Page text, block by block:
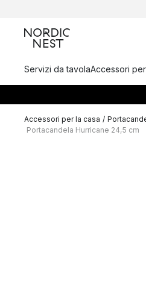
Servizi da tavolaAccessori
Accessori per la casa /
Portacandela Hurricane 24,5 cm